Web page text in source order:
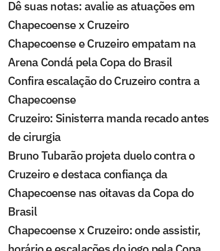
Dê suas notas: avalie as atuações em
Chapecoense x Cruzeiro
Chapecoense e Cruzeiro empatam na
Arena Condá pela Copa do Brasil
Confira escalação do Cruzeiro contra a
Chapecoense
Cruzeiro: Sinisterra manda recado antes
de cirurgia
Bruno Tubarão projeta duelo contra o
Cruzeiro e destaca confiança da
Chapecoense nas oitavas da Copa do
Brasil
Chapecoense x Cruzeiro: onde assistir,